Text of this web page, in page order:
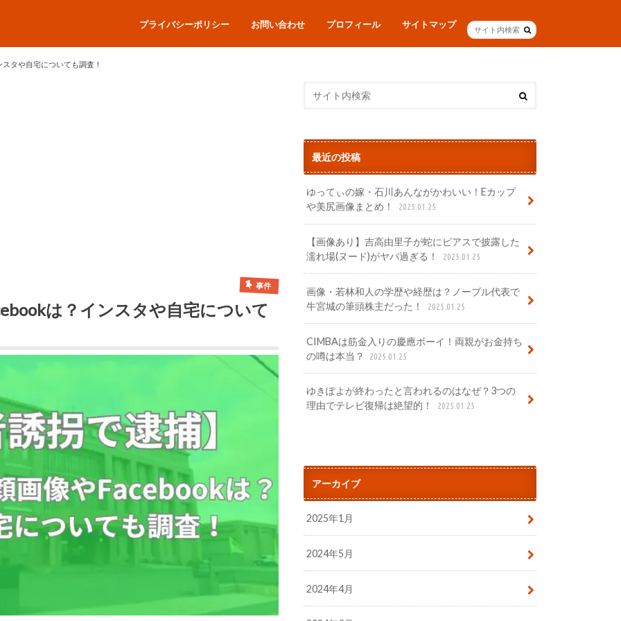
プライバシーポリシー お問い合わせ プロフィール サイトマップ
タや自宅についても調査！
事件
は？インスタや自宅について
最近の投稿
ゆってぃの嫁・石川あんながかわいい！Eカップ
や美尻画像まとめ！
2025.01.25
【画像あり】吉高由里子が蛇にピアスで披露した
濡れ場(ヌード)がヤバ過ぎる！
2025.01.25
画像・若林和人の学歴や経歴は？ノーブル代表で
牛宮城の筆頭株主だった！
2025.01.25
CIMBAは筋金入りの慶應ボーイ！両親がお金持ち
の噂は本当？
2025.01.25
ゆきぽよが終わったと言われるのはなぜ？3つの
理由でテレビ復帰は絶望的！
2025.01.25
アーカイブ
2025年1月
2024年5月
2024年4月